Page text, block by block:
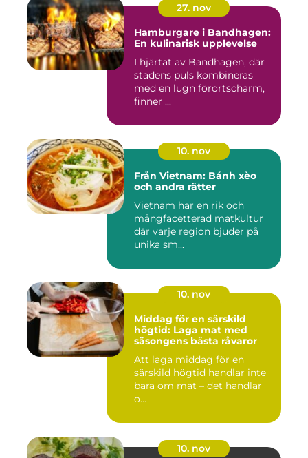
27. nov
Hamburgare i Bandhagen:
En kulinarisk upplevelse
I hjärtat av Bandhagen, där
stadens puls kombineras
med en lugn förortscharm,
finner ...
10. nov
Från Vietnam: Bánh xèo
och andra rätter
Vietnam har en rik och
mångfacetterad matkultur
där varje region bjuder på
unika sm...
10. nov
Middag för en särskild
högtid: Laga mat med
säsongens bästa råvaror
Att laga middag för en
särskild högtid handlar inte
bara om mat – det handlar
o...
10. nov